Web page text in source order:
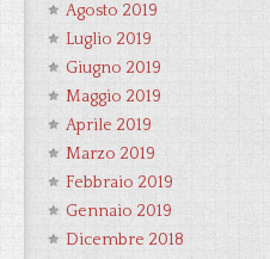
Agosto 2019
Luglio 2019
Giugno 2019
Maggio 2019
Aprile 2019
Marzo 2019
Febbraio 2019
Gennaio 2019
Dicembre 2018